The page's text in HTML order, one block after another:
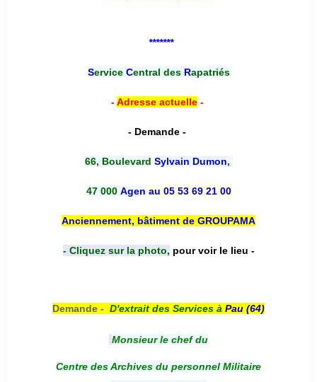
*******
Service Central desRapatriés
-Adresse actuelle-
- Demande -
66, Boulevard Sylvain Dumon,
47 000 Agen au 05 53 69 21 00
Anciennement, bâtiment de GROUPAMA
- Cliquez sur la photo, pour voir le lieu -
Demande - D'extrait des Services à Pau (64)
Monsieur le chef du
Centre des Archives du personnel Militaire